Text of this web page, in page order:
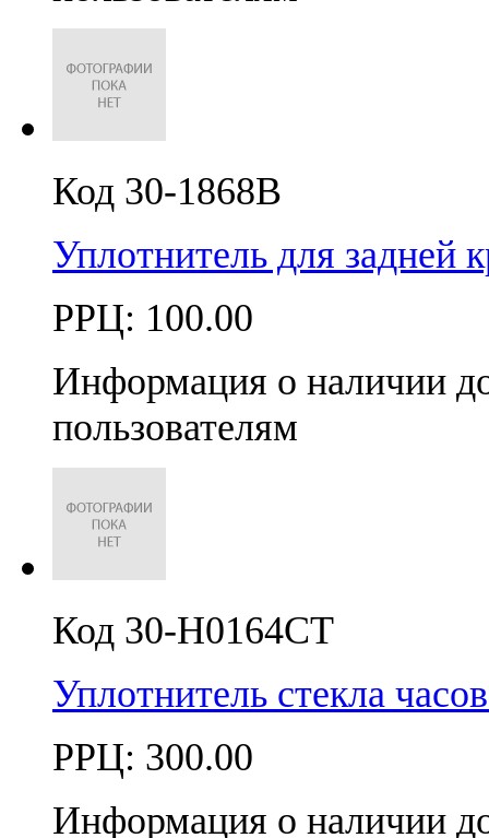
Код 30-1868B
Уплотнитель для
РРЦ: 100.00
Информация о наличии
пользователям
Код 30-H0164CT
Уплотнитель стекла
РРЦ: 300.00
Информация о наличии